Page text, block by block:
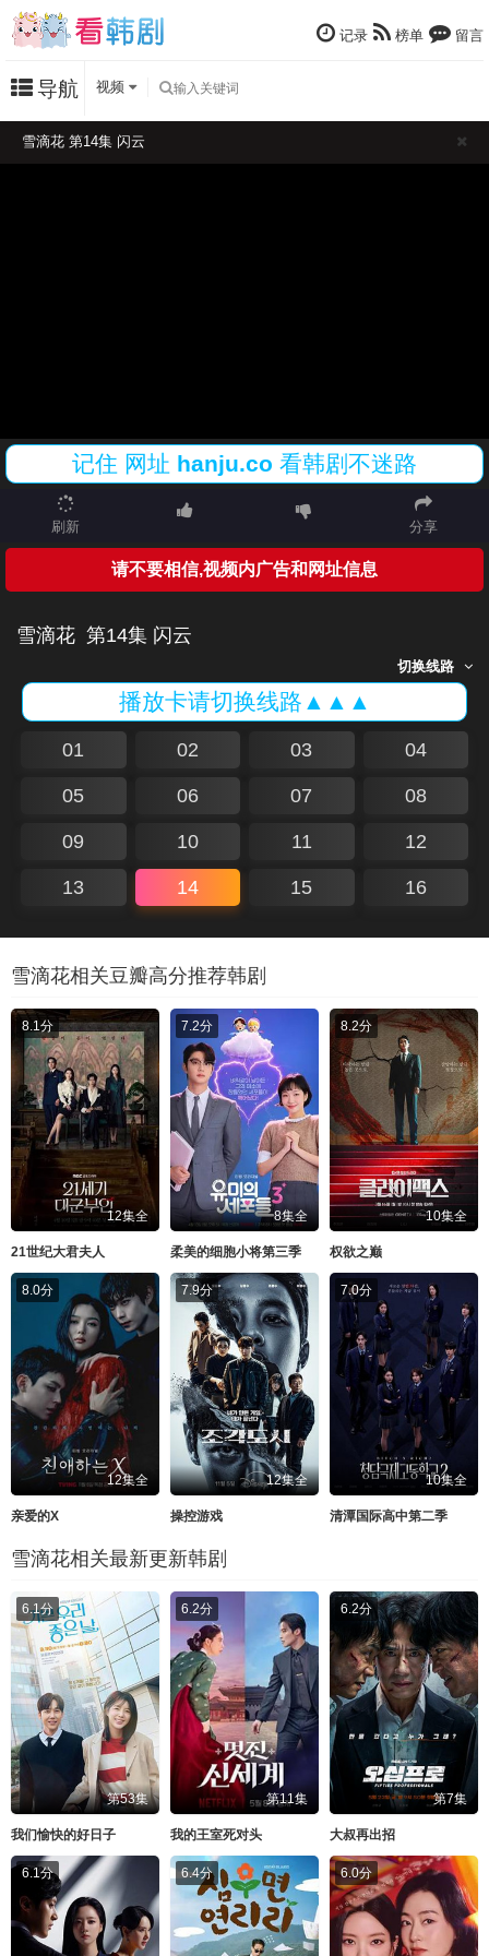
记录 榜单 留言
导航 视频
雪滴花 第14集 闪云
记住 网址 hanju.co 看韩剧不迷路
刷新 分享
请不要相信,视频内广告和网址信息
雪滴花 第14集 闪云
切换线路
播放卡请切换线路▲▲▲
01 02 03 04
05 06 07 08
09 10 11 12
13 14 15 16
雪滴花相关豆瓣高分推荐韩剧
8.1分
12集全
21世纪大君夫人
7.2分
8集全
柔美的细胞小将第三季
8.2分
10集全
权欲之巅
8.0分
12集全
亲爱的X
7.9分
12集全
操控游戏
7.0分
10集全
清潭国际高中第二季
雪滴花相关最新更新韩剧
6.1分
第53集
我们愉快的好日子
6.2分
第11集
我的王室死对头
6.2分
第7集
大叔再出招
6.1分 6.4分 6.0分